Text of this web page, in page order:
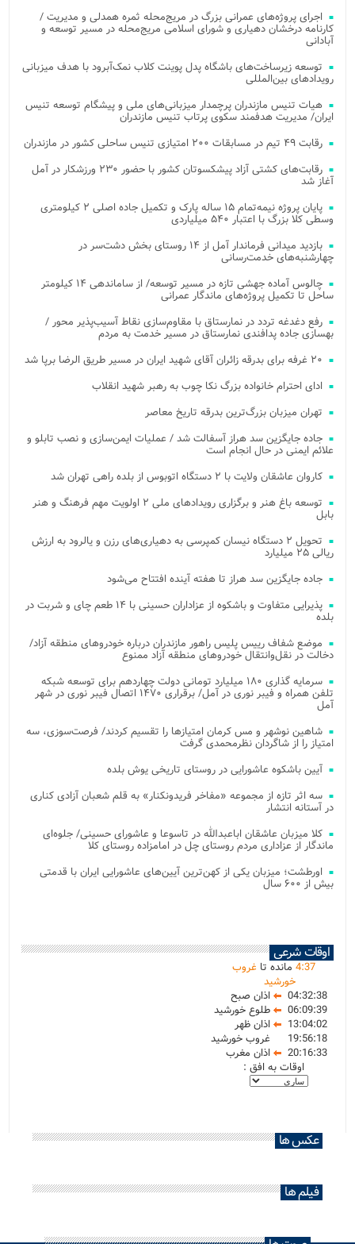
اجرای پروژه‌های عمرانی بزرگ در مریج‌محله ثمره همدلی و مدیریت /
کارنامه درخشان دهیاری و شورای اسلامی مریج‌محله در مسیر توسعه و
آبادانی
توسعه زیرساخت‌های باشگاه پدل پوینت کلاب نمک‌آبرود با هدف میزبانی
رویدادهای بین‌المللی
هیات تنیس مازندران پرچمدار میزبانی‌های ملی و پیشگام توسعه تنیس
ایران/ مدیریت هدفمند سکوی پرتاب تنیس مازندران
رقابت ۴۹ تیم در مسابقات ۲۰۰ امتیازی تنیس ساحلی کشور در مازندران
رقابت‌های کشتی آزاد پیشکسوتان کشور با حضور ۲۳۰ ورزشکار در آمل
آغاز شد
پایان پروژه نیمه‌تمام ۱۵ ساله پارک و تکمیل جاده اصلی ۲ کیلومتری
وسطی کلا بزرگ با اعتبار ۵۴۰ میلیاردی
بازدید میدانی فرماندار آمل از ۱۴ روستای بخش دشت‌سر در
چهارشنبه‌های خدمت‌رسانی
چالوس آماده جهشی تازه در مسیر توسعه/ از ساماندهی ۱۴ کیلومتر
ساحل تا تکمیل پروژه‌های ماندگار عمرانی
رفع دغدغه تردد در نمارستاق با مقاوم‌سازی نقاط آسیب‌پذیر محور /
بهسازی جاده پدافندی نمارستاق در مسیر خدمت به مردم
۲۰ غرفه برای بدرقه زائران آقای شهید ایران در مسیر طریق الرضا برپا شد
ادای احترام خانواده بزرگ نکا چوب به رهبر شهید انقلاب
تهران میزبان بزرگ‌ترین بدرقه تاریخ معاصر
جاده جایگزین سد هراز آسفالت شد / عملیات ایمن‌سازی و نصب تابلو و
علائم ایمنی در حال انجام است
کاروان عاشقان ولایت با ۲ دستگاه اتوبوس از بلده راهی تهران شد
توسعه باغ هنر و برگزاری رویدادهای ملی ۲ اولویت مهم فرهنگ و هنر
بابل
تحویل ۲ دستگاه نیسان کمپرسی به دهیاری‌های رزن و یالرود به ارزش
ریالی ۲۵ میلیارد
جاده جایگزین سد هراز تا هفته آینده افتتاح می‌شود
پذیرایی متفاوت و باشکوه از عزاداران حسینی با ۱۴ طعم چای و شربت در
بلده
موضع شفاف رییس پلیس راهور مازندران درباره خودروهای منطقه آزاد/
دخالت در نقل‌وانتقال خودروهای منطقه آزاد ممنوع
سرمایه گذاری ۱۸۰ میلیارد تومانی دولت چهاردهم برای توسعه شبکه
تلفن همراه و فیبر نوری در آمل/ برقراری ۱۴۷۰ اتصال فیبر نوری در شهر
آمل
شاهین نوشهر و مس کرمان امتیازها را تقسیم کردند/ فرصت‌سوزی، سه
امتیاز را از شاگردان نظرمحمدی گرفت
آیین باشکوه عاشورایی در روستای تاریخی یوش بلده
سه اثر تازه از مجموعه «مفاخر فریدونکنار» به قلم شعبان آزادی کناری
در آستانه انتشار
کلا میزبان عاشقان اباعبدالله در تاسوعا و عاشورای حسینی/ جلوه‌ای
ماندگار از عزاداری مردم روستای چل در امامزاده روستای کلا
اورطشت؛ میزبان یکی از کهن‌ترین آیین‌های عاشورایی ایران با قدمتی
بیش از ۶۰۰ سال
اوقات شرعی
4:37 مانده تاغروب
خورشید
04:32:38
اذان صبح
06:09:39
طلوع خورشید
13:04:02
اذان ظهر
19:56:18
غروب خورشید
20:16:33
اذان مغرب
اوقات به افق :
عکس ها
فیلم ها